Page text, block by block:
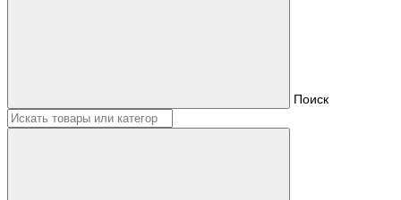
Поиск